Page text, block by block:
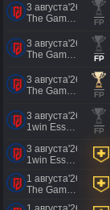
3 августа'26
FP
3 августа'26
FP
3 августа'26
FP
3 августа'26
FP
3 августа'26
1 августа'26